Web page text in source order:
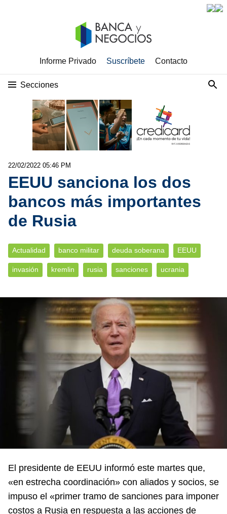
Informe Privado Suscríbete Contacto
Secciones
22/02/2022 05:46 PM
EEUU sanciona los dos
bancos más importantes
de Rusia
Actualidad banco militar deuda soberana EEUU
invasión kremlin rusia sanciones ucrania
El presidente de EEUU informó este martes que,
«en estrecha coordinación» con aliados y socios, se
impuso el «primer tramo de sanciones para imponer
costos a Rusia en respuesta a las acciones de